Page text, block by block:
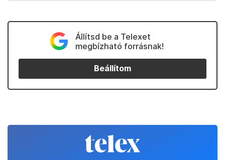
Állítsd be a Telexet
megbízható forrásnak!
Beállítom